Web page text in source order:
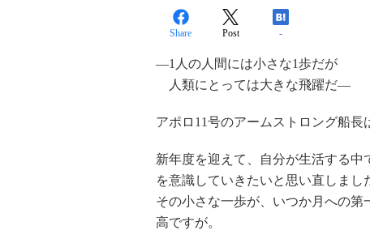
Share Post -
―1人の人間には小さな1歩だが
人類にとっては大きな飛躍だ―
アポロ11号のアームストロング船長
新年度を迎えて、自分が生活する
を意識していきたいと思い直しまし
その小さな一歩が、いつか月への
高ですが。